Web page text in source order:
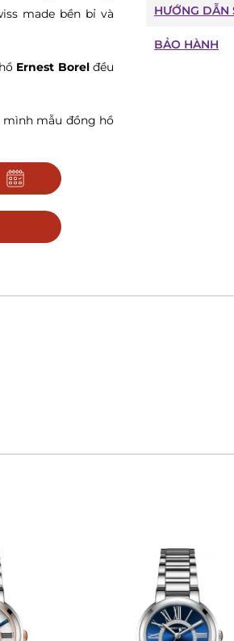
made bền bỉ và
Ernest Borelđều
mình mẫu đồng hồ
HƯỚNG DẪN
BẢO HÀNH